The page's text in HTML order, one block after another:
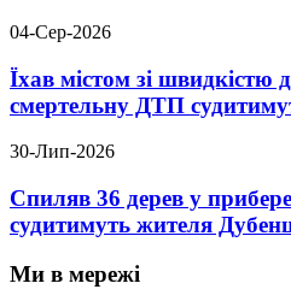
04-Сер-2026
Їхав містом зі швидкістю
смертельну ДТП
30-Лип-2026
Спиляв 36 дерев у
судитимуть жителя
Ми в мережі